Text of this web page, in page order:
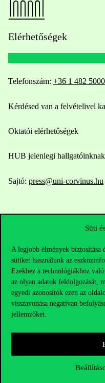
Süti
A legjobb élmények biztosítása
sütiket használunk az
Ezekhez a technológiákhoz
az olyan adatok feldolgozását,
egyedi azonosítók ezen az
visszavonása negatívan
jellemzőket.
Elérhetőségek
Telefonszám: +36 1 482 5000
Kérdésed van a felvételivel
Oktatói elérhetőségek
HUB jelenlegi hallgatóinknak
Sajtó: press@uni-corvinus.hu
Hasznos linkek
Nyitvatartás
Házirend